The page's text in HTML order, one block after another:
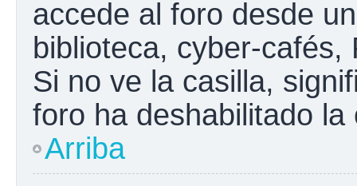
accede al foro desde
biblioteca, cyber-
Si no ve la casilla,
foro ha deshabilitado la
Arriba